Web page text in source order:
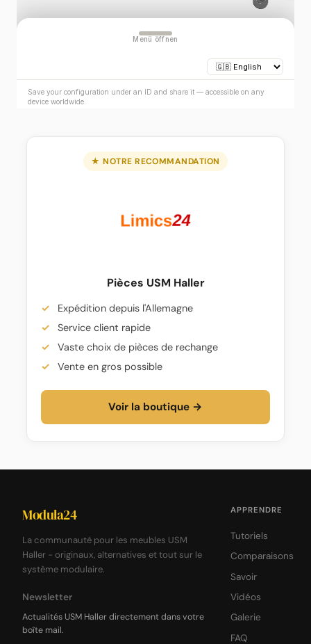
★ NOTRE RECOMMANDATION
Pièces USM Haller
Expédition depuis l'Allemagne
Service client rapide
Vaste choix de pièces de rechange
Vente en gros possible
Voir la boutique →
Modula24
La communauté pour les meubles USM
Haller - originaux, alternatives et tout sur le
système modulaire.
Newsletter
Actualités USM Haller directement dans votre
boîte mail.
APPRENDRE
Tutoriels
Comparaisons
Savoir
Vidéos
Galerie
FAQ